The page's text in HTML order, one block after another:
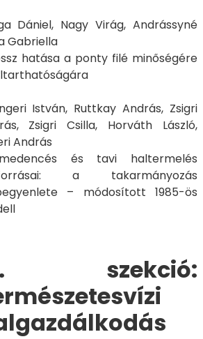
Dániel, Nagy Virág, Andrássyné
Gabriella
hatása a ponty filé minőségére
István, Ruttkay András, Zsigri
Zsigri Csilla, Horváth László,
András
és tavi haltermelés
a takarmányozás
– módosított 1985-ös
szekció: